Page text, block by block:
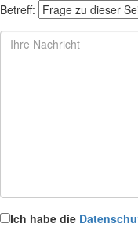
Betreff:
Ich habe die